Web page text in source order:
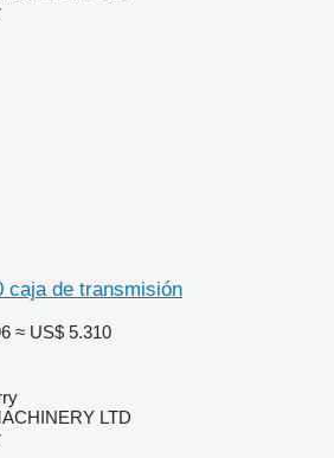
caja de transmisión
≈ US$ 5.310
LTD